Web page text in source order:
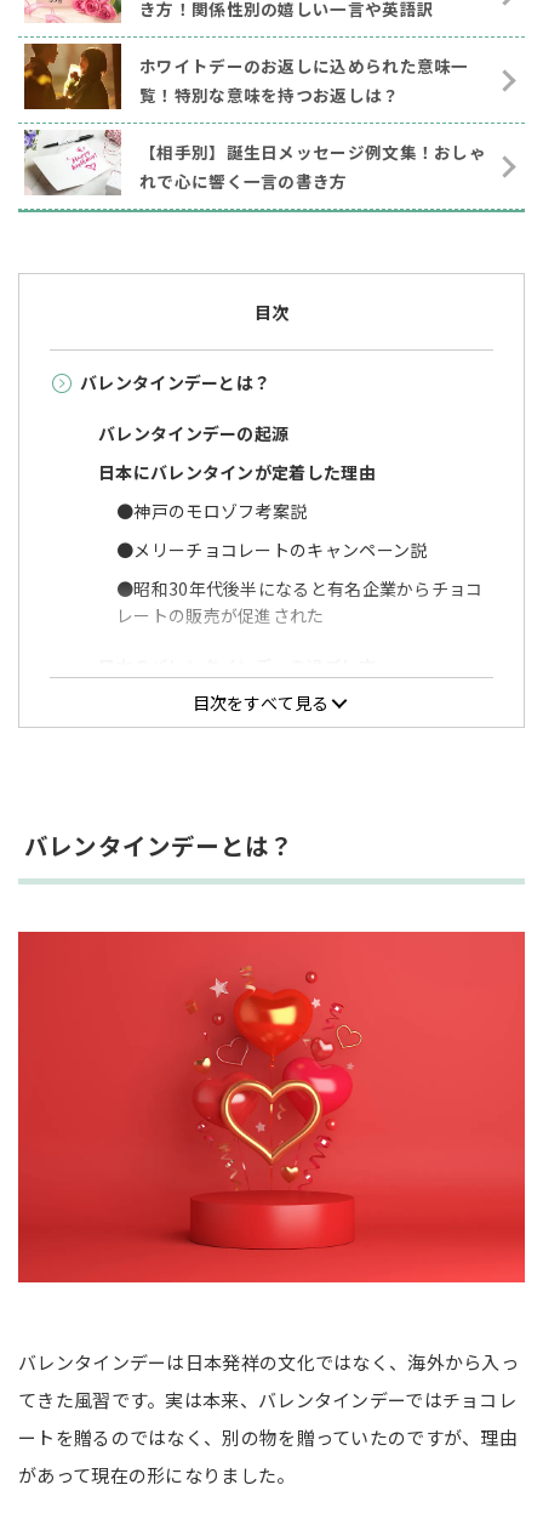
き方！関係性別の嬉しい一言や英語訳
ホワイトデーのお返しに込められた意味一
覧！特別な意味を持つお返しは？
【相手別】誕生日メッセージ例文集！おしゃ
れで心に響く一言の書き方
目次
バレンタインデーとは？
バレンタインデーの起源
日本にバレンタインが定着した理由
●神戸のモロゾフ考案説
●メリーチョコレートのキャンペーン説
●昭和30年代後半になると有名企業からチョコ
レートの販売が促進された
海外のバレンタインデーの過ごし方
2022年のバレンタインはいつ？
チョコレートに込められた意味
そのほかのお菓子に込められた意味
花に込められた意味
本命の人に送るならコレ！
バレンタインのルーツを知って楽しいバレンタイン
目次をすべて見る
バレンタインデーとは？
バレンタインデーは日本発祥の文化ではなく、海外から入っ
てきた風習です。実は本来、バレンタインデーではチョコレ
ートを贈るのではなく、別の物を贈っていたのですが、理由
があって現在の形になりました。